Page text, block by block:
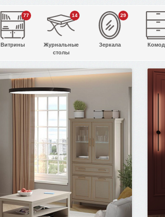
77
Витрины
14
Журнальные
столы
29
Зеркала